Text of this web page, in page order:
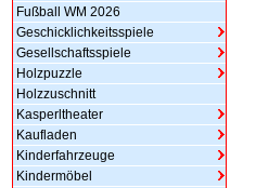
Fußball WM 2026
Geschicklichkeitsspiele
Gesellschaftsspiele
Holzpuzzle
Holzzuschnitt
Kasperltheater
Kaufladen
Kinderfahrzeuge
Kindermöbel